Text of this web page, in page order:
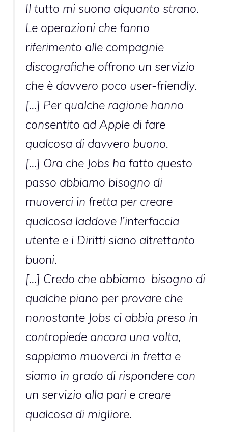
Il tutto mi suona alquanto strano.
Le operazioni che fanno
riferimento alle compagnie
discografiche offrono un servizio
che è davvero poco user-friendly.
[…] Per qualche ragione hanno
consentito ad Apple di fare
qualcosa di davvero buono.
[…] Ora che Jobs ha fatto questo
passo abbiamo bisogno di
muoverci in fretta per creare
qualcosa laddove l’interfaccia
utente e i Diritti siano altrettanto
buoni.
[…] Credo che abbiamo bisogno di
qualche piano per provare che
nonostante Jobs ci abbia preso in
contropiede ancora una volta,
sappiamo muoverci in fretta e
siamo in grado di rispondere con
un servizio alla pari e creare
qualcosa di migliore.